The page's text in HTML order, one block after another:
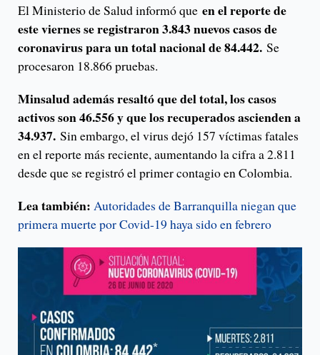
El Ministerio de Salud informó que en el reporte de
este viernes se registraron 3.843 nuevos casos de
coronavirus para un total nacional de 84.442. Se
procesaron 18.866 pruebas.
Minsalud además resaltó que del total, los casos
activos son 46.556 y que los recuperados ascienden a
34.937. Sin embargo, el virus dejó 157 víctimas fatales
en el reporte más reciente, aumentando la cifra a 2.811
desde que se registró el primer contagio en Colombia.
Lea también: Autoridades de Barranquilla niegan que
primera muerte por Covid-19 haya sido en febrero